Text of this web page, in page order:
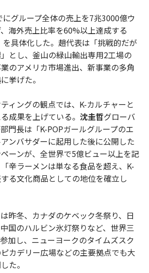
グループ全体の売上を7兆3000億ウ
海外売上比率を60%以上達成する
を具体化した。趙代表は「挑戦的だが
とし、釜山の緑山輸出専用2工場の
のアメリカ市場進出、新事業の多角
挙げた。
ィングの観点では、K-カルチャーと
成果を上げている。 沈圭哲グローバ
門長は「K-POPガールグループのエ
ンバサダーに起用した後に公開した
ーンが、全世界で5億ビュー以上を記
辛ラーメンは単なる食品を超え、K-
る文化商品としての地位を確立し
昨冬、カナダのケベック冬祭り、日
国のハルビン氷灯祭りなど、世界三
加し、ニューヨークのタイムズスク
カデリー広場などの主要拠点でも大
た。